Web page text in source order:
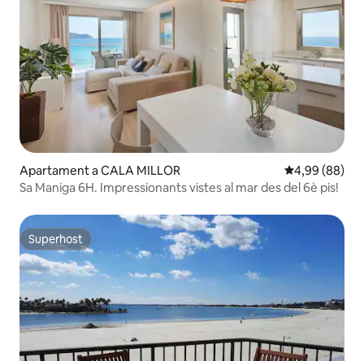
Apartament a CALA MILLOR 4,99 de
4,99 (88)
Sa Maniga 6H. Impressionants vistes al mar des del 6è pis!
Superhost
Superhost